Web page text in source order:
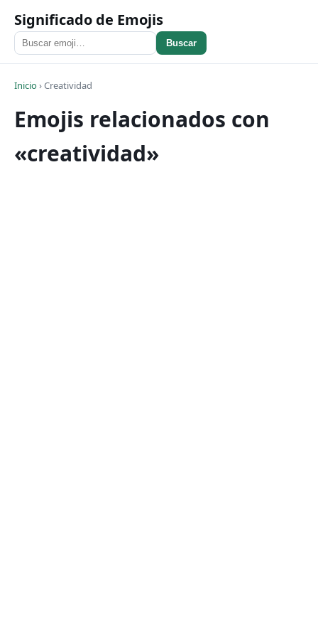
Significado de Emojis
Buscar
Inicio›Creatividad
Emojis relacionados con
«creatividad»